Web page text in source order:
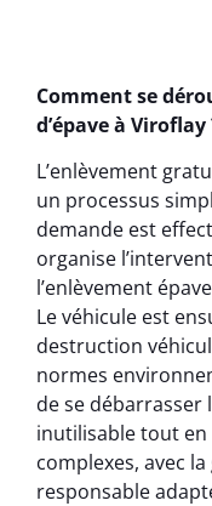
Comment se
d’épave à Viroflay
L’enlèvement
un processus
demande est
organise
l’enlèvement
Le véhicule est
destruction
normes
de se débarrasser
inutilisable tout
complexes, avec
responsable